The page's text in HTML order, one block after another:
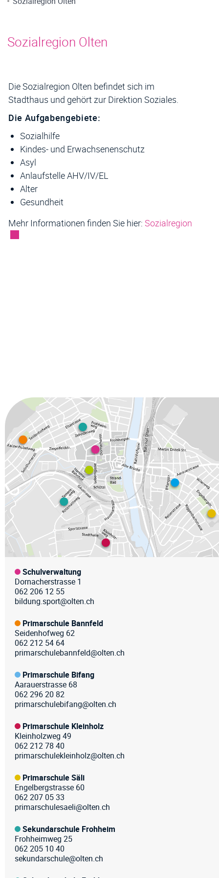
Sozialregion Olten
Die Sozialregion Olten befindet sich im
Stadthaus und gehört zur Direktion Soziales.
Die Aufgabengebiete:
Sozialhilfe
Kindes- und Erwachsenenschutz
Asyl
Anlaufstelle AHV/IV/EL
Alter
Gesundheit
Mehr Informationen finden Sie hier: Sozialregion
Schulverwaltung
Dornacherstrasse 1
062 206 12 55
bildung.sport@olten.ch
Primarschule Bannfeld
Seidenhofweg 62
062 212 54 64
primarschulebannfeld@olten.ch
Primarschule Bifang
Aarauerstrasse 68
062 296 20 82
primarschulebifang@olten.ch
Primarschule Kleinholz
Kleinholzweg 49
062 212 78 40
primarschulekleinholz@olten.ch
Primarschule Säli
Engelbergstrasse 60
062 207 05 33
primarschulesaeli@olten.ch
Sekundarschule Frohheim
Frohheimweg 25
062 205 10 40
sekundarschule@olten.ch